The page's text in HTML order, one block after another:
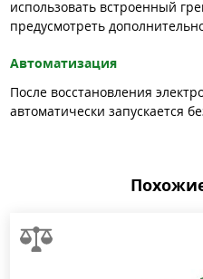
использовать встроенный
предусмотреть
Автоматизация
После восстановления
автоматически запускается